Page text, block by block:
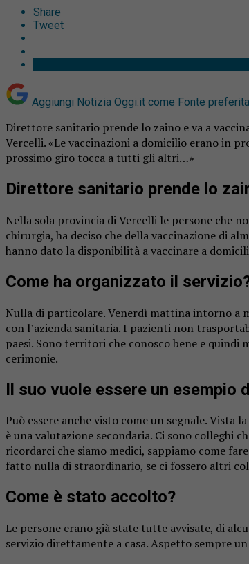
Share
Tweet
Aggiungi Notizia Oggi.it come Fonte preferita
Direttore sanitario prende lo zaino e va a
Vercelli. «Le vaccinazioni a domicilio erano in
prossimo giro tocca a tutti gli altri…»
Direttore sanitario prende lo
Nella sola provincia di Vercelli le persone che
chirurgia, ha deciso che della vaccinazione di
hanno dato la disponibilità a vaccinare a
Come ha organizzato il
Nulla di particolare. Venerdì mattina intorno a
con l’azienda sanitaria. I pazienti non
paesi. Sono territori che conosco bene e quindi
cerimonie.
Il suo vuole essere un esempio
Può essere anche visto come un segnale.
è una valutazione secondaria. Ci sono colleghi
ricordarci che siamo medici, sappiamo come
fatto nulla di straordinario, se ci fossero altri
Come è stato accolto?
Le persone erano già state tutte avvisate, di
servizio direttamente a casa. Aspetto sempre